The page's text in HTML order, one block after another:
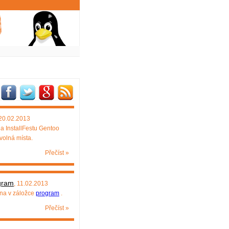
InstallFestu Gentoo
místa.
Přečíst »
, 11.02.2013
v záložce program .
Přečíst »